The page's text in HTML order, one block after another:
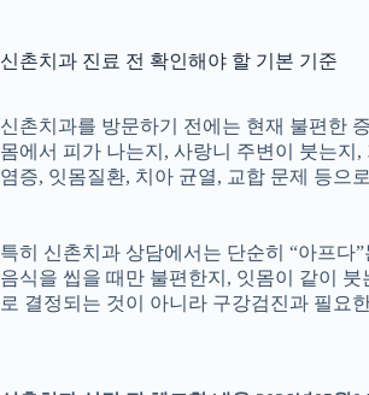
신촌치과 진료 전 확인해야 할 기본 기준
신촌치과를 방문하기 전에는 현재 불편한
몸에서 피가 나는지, 사랑니 주변이 붓는지
염증, 잇몸질환, 치아 균열, 교합 문제 등으
특히 신촌치과 상담에서는 단순히 “아프다
음식을 씹을 때만 불편한지, 잇몸이 같이
로 결정되는 것이 아니라 구강검진과 필요